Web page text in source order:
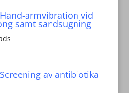
armvibration vid
samt sandsugning
av antibiotika